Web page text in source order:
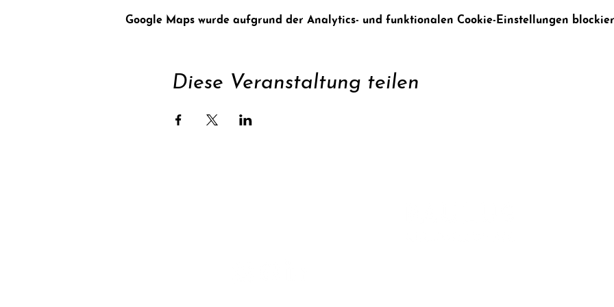
Google Maps wurde aufgrund der Analytics- und funktionalen Cookie-Einstellungen
Diese Veranstaltung teilen